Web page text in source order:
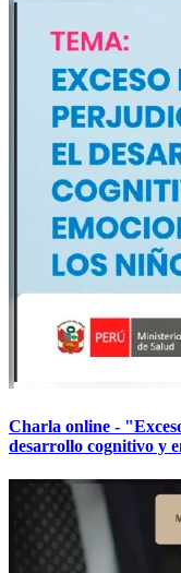
Charla online -
desarrollo cognitivo y